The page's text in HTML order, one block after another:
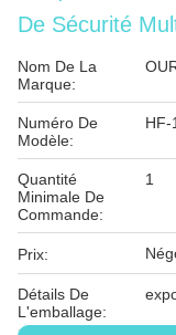
De Sécurité
Nom De La
Marque:
Numéro De
Modèle:
HF-
Quantité
Minimale De
Commande:
1
Prix:
Détails De
L'emballage: